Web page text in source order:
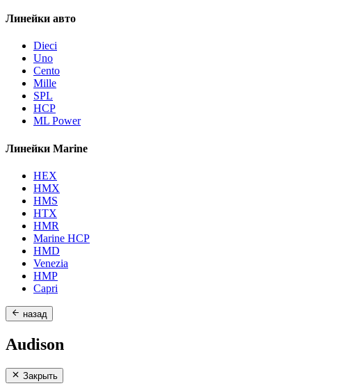
Линейки авто
Dieci
Uno
Cento
Mille
SPL
HCP
ML Power
Линейки Marine
HEX
HMX
HMS
HTX
HMR
Marine HCP
HMD
Venezia
HMP
Capri
назад
Audison
Закрыть